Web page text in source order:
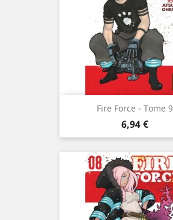
Fire Force - Tome 9
Prix
6,94 €